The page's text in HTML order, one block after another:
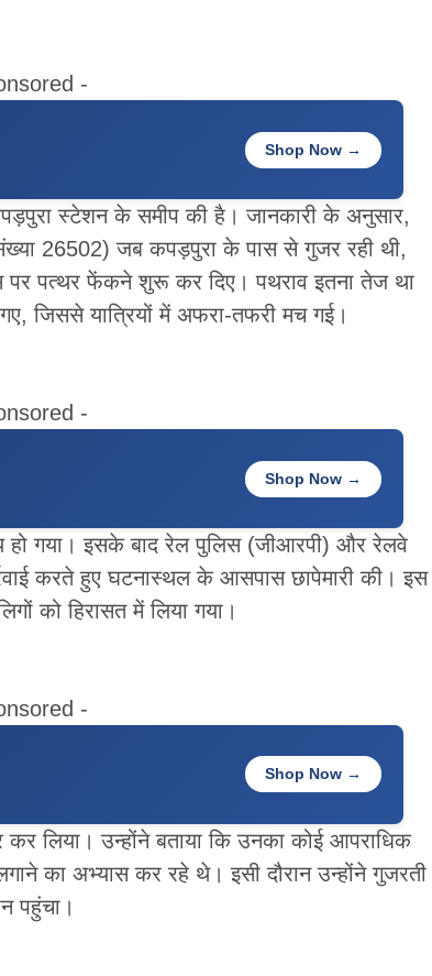
-
Shop Now →
स्टेशन के समीप की है। जानकारी के अनुसार,
26502) जब कपड़पुरा के पास से गुजर रही थी,
पत्थर फेंकने शुरू कर दिए। पथराव इतना तेज था
जिससे यात्रियों में अफरा-तफरी मच गई।
-
Shop Now →
गया। इसके बाद रेल पुलिस (जीआरपी) और रेलवे
करते हुए घटनास्थल के आसपास छापेमारी की। इस
को हिरासत में लिया गया।
-
Shop Now →
कर लिया। उन्होंने बताया कि उनका कोई आपराधिक
का अभ्यास कर रहे थे। इसी दौरान उन्होंने गुजरती
पहुंचा।